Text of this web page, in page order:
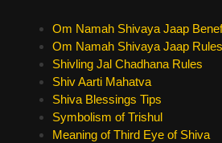
Om Namah Shivaya Jaap
Om Namah Shivaya Jaap Rules
Shivling Jal Chadhana Rules
Shiv Aarti Mahatva
Shiva Blessings Tips
Symbolism of Trishul
Meaning of Third Eye of Shiva